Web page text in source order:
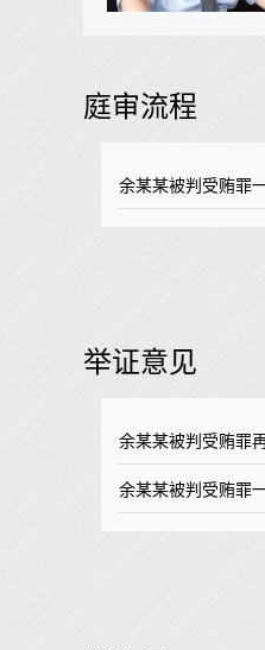
庭审流程
余某某被判受贿罪
举证意见
余某某被判受贿罪
余某某被判受贿罪